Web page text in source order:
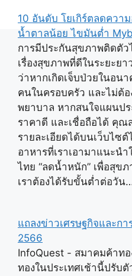
10 อันดับ โยเกิร์ตลดควา
น้ำตาลน้อย ไขมันต่ำ
การมีประกันสุขภาพติดตัว
เรื่องสุขภาพที่ดีในระยะย
ว่าหากเกิดเจ็บป่วยในอน
คนในครอบครัว และไม่ต้อ
พยาบาล หากสนใจแผนปร
ราคาดี และเชื่อถือได้ คุณ
รายละเอียดได้บนเว็บไซ
อาหารที่เราเอามาแนะน
ไทย “ลดน้ำหนัก” เพื่อสุข
เราต้องได้รับขั้นต่ำต่อวัน
แถลงข่าวเศรษฐกิจและก
2566
InfoQuest - สมาคมค้าทอ
ทองในประเทศเช้านี้ปรับ